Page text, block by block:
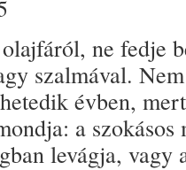
ne fedje
szalmával.
évben,
a
levágja, vagy